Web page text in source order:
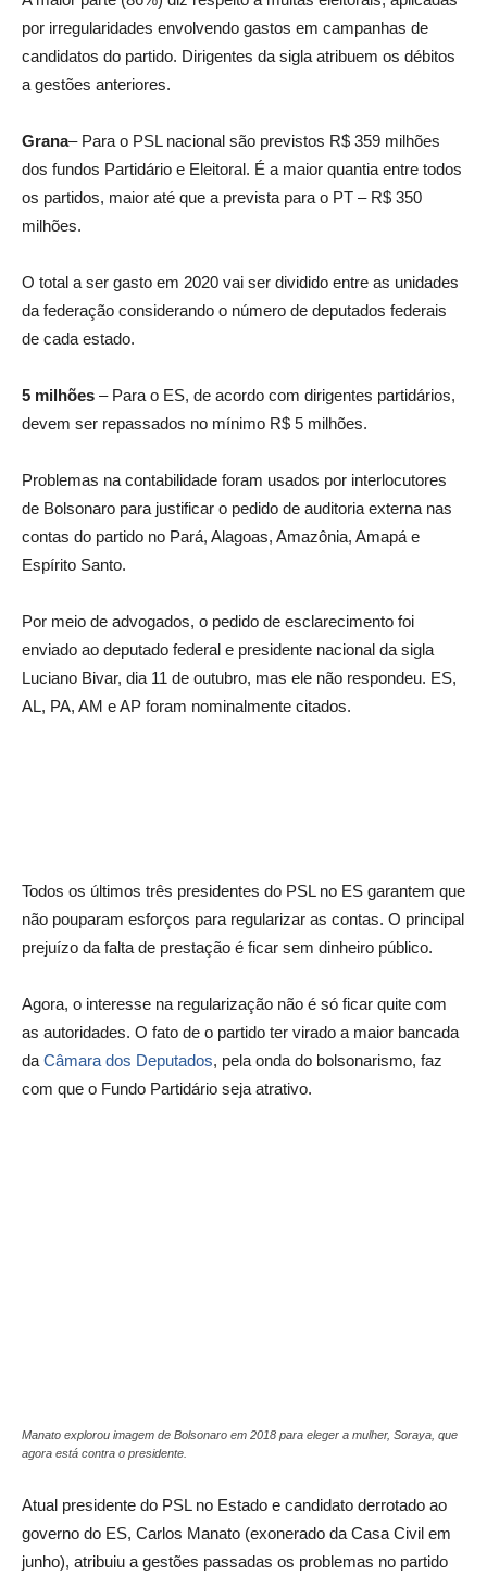
por irregularidades envolvendo gastos em campanhas de
candidatos do partido. Dirigentes da sigla atribuem os débitos
a gestões anteriores.
Grana– Para o PSL nacional são previstos R$ 359 milhões
dos fundos Partidário e Eleitoral. É a maior quantia entre todos
os partidos, maior até que a prevista para o PT – R$ 350
milhões.
O total a ser gasto em 2020 vai ser dividido entre as unidades
da federação considerando o número de deputados federais
de cada estado.
5 milhões – Para o ES, de acordo com dirigentes partidários,
devem ser repassados no mínimo R$ 5 milhões.
Problemas na contabilidade foram usados por interlocutores
de Bolsonaro para justificar o pedido de auditoria externa nas
contas do partido no Pará, Alagoas, Amazônia, Amapá e
Espírito Santo.
Por meio de advogados, o pedido de esclarecimento foi
enviado ao deputado federal e presidente nacional da sigla
Luciano Bivar, dia 11 de outubro, mas ele não respondeu. ES,
AL, PA, AM e AP foram nominalmente citados.
Todos os últimos três presidentes do PSL no ES garantem que
não pouparam esforços para regularizar as contas. O principal
prejuízo da falta de prestação é ficar sem dinheiro público.
Agora, o interesse na regularização não é só ficar quite com
as autoridades. O fato de o partido ter virado a maior bancada
daCâmara dos Deputados, pela onda do bolsonarismo, faz
com que o Fundo Partidário seja atrativo.
Manato explorou imagem de Bolsonaro em 2018 para eleger a mulher, Soraya, que
agora está contra o presidente.
Atual presidente do PSL no Estado e candidato derrotado ao
governo do ES, Carlos Manato (exonerado da Casa Civil em
junho), atribuiu a gestões passadas os problemas no partido